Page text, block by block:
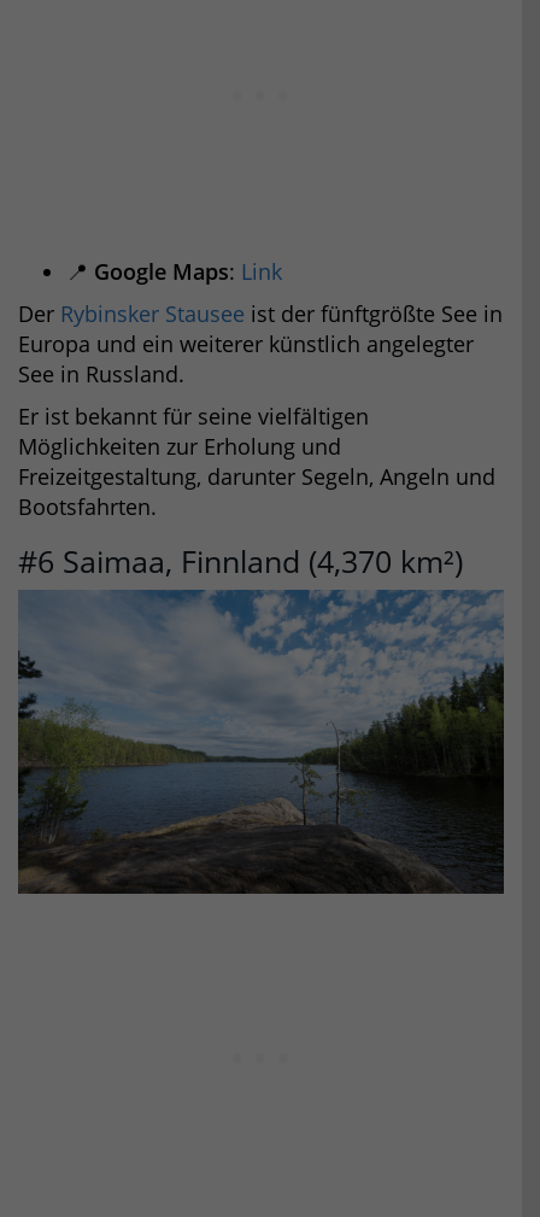
📍 Google Maps: Link
Der Rybinsker Stausee ist der fünftgrößte See in
Europa und ein weiterer künstlich angelegter
See in Russland.
Er ist bekannt für seine vielfältigen
Möglichkeiten zur Erholung und
Freizeitgestaltung, darunter Segeln, Angeln und
Bootsfahrten.
#6 Saimaa, Finnland (4,370 km²)